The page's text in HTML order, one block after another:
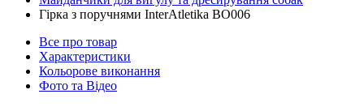
Гірка з поручнями InterAtletika BO006
Все про товар
Характеристики
Кольорове виконання
Фото та Відео